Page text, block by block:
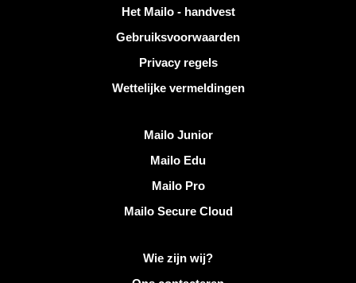
Het Mailo - handvest
Gebruiksvoorwaarden
Privacy regels
Wettelijke vermeldingen
Mailo Junior
Mailo Edu
Mailo Pro
Mailo Secure Cloud
Meer informatie over MailoWie zijn wij?